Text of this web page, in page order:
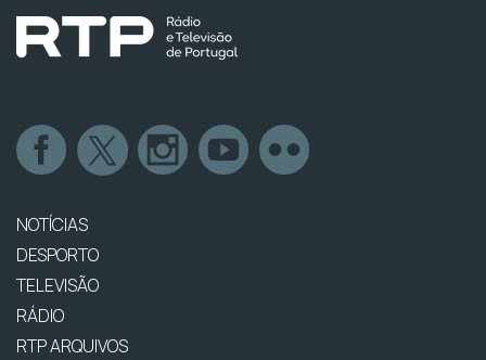
NOTÍCIAS
DESPORTO
TELEVISÃO
RÁDIO
RTP ARQUIVOS